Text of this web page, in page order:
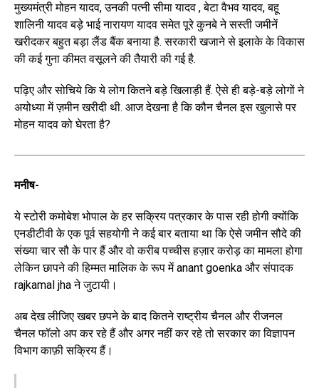
मुख्यमंत्री मोहन यादव, उनकी पत्नी सीमा यादव , बेटा वैभव यादव, बहू
शालिनी यादव बड़े भाई नारायण यादव समेत पूरे कुनबे ने सस्ती जमीनें
खरीदकर बहुत बड़ा लैंड बैंक बनाया है. सरकारी खजाने से इलाके के विकास
की कई गुना कीमत वसूलने की तैयारी की गई है.
पढ़िए और सोचिये कि ये लोग कितने बड़े खिलाड़ी हैं. ऐसे ही बड़े-बड़े लोगों ने
अयोध्या में ज़मीन खरीदी थी. आज देखना है कि कौन चैनल इस खुलासे पर
मोहन यादव को घेरता है?
मनीष-
ये स्टोरी कमोबेश भोपाल के हर सक्रिय पत्रकार के पास रही होगी क्योंकि
एनडीटीवी के एक पूर्व सहयोगी ने कई बार बताया था कि ऐसे जमीन सौदे की
संख्या चार सौ के पार हैं और वो करीब पच्चीस हज़ार करोड़ का मामला होगा
लेकिन छापने की हिम्मत मालिक के रूप में anant goenka और संपादक
rajkamal jha ने जुटायी।
अब देख लीजिए खबर छपने के बाद कितने राष्ट्रीय चैनल और रीजनल
चैनल फॉलो अप कर रहे हैं और अगर नहीं कर रहे तो सरकार का विज्ञापन
विभाग काफ़ी सक्रिय हैं।